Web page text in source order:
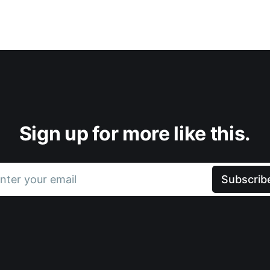
Sign up for more like this.
your email